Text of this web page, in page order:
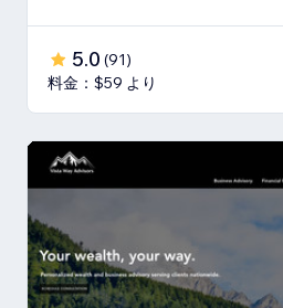
5.0 (91)
料金：$59 より